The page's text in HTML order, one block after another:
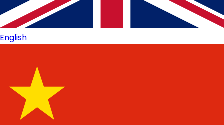
English